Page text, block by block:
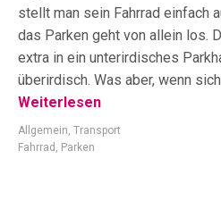
stellt man sein Fahrrad einfach
das Parken geht von allein los.
extra in ein unterirdisches
überirdisch. Was aber, wenn
Weiterlesen
Allgemein, Transport
Fahrrad , Parken